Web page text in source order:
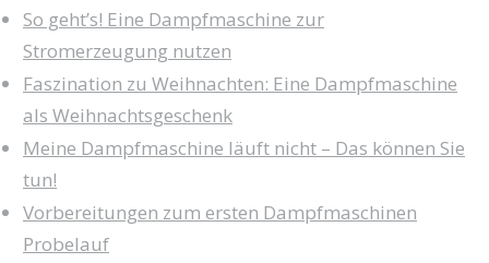
So geht’s! Eine Dampfmaschine zur
Stromerzeugung nutzen
Faszination zu Weihnachten: Eine Dampfmaschine
als Weihnachtsgeschenk
Meine Dampfmaschine läuft nicht – Das können Sie
tun!
Vorbereitungen zum ersten Dampfmaschinen
Probelauf